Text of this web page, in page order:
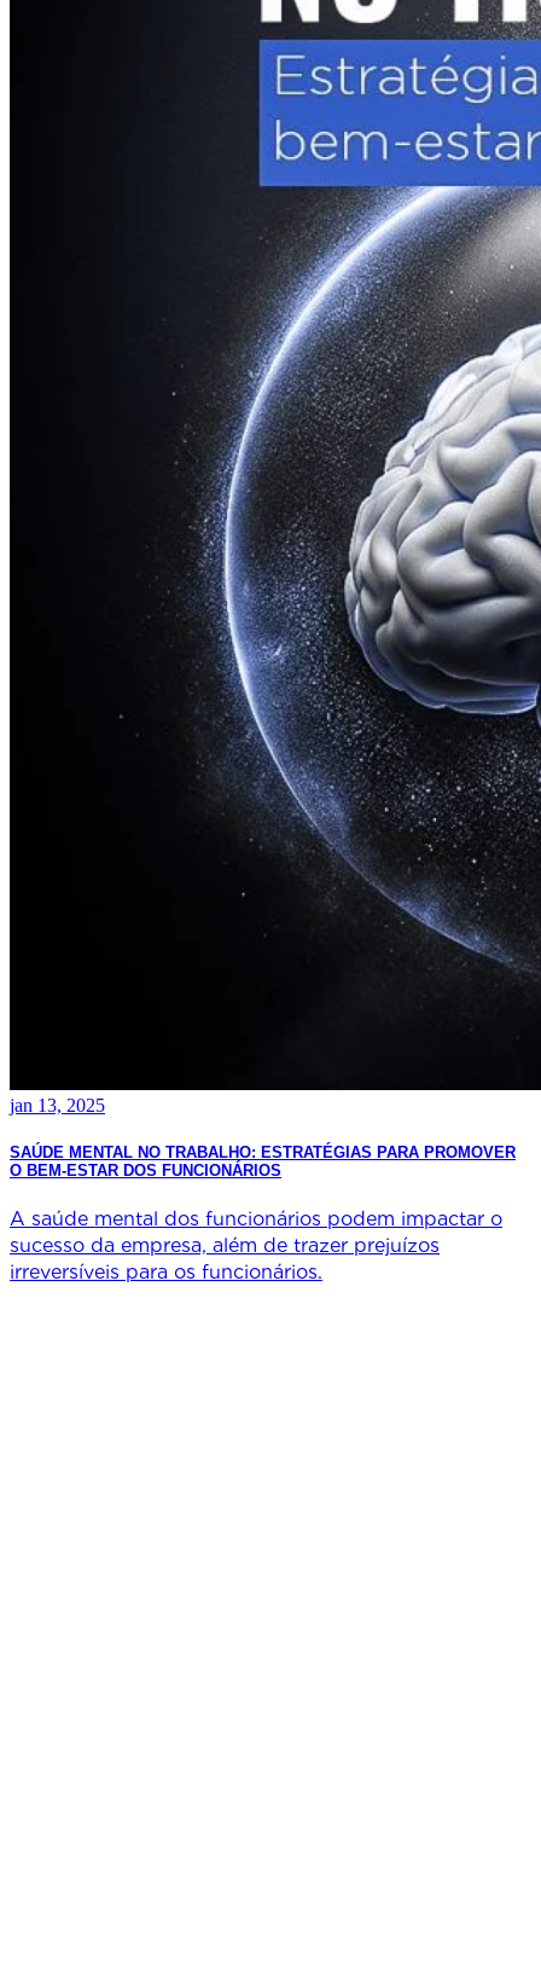
jan 13, 2025
SAÚDE MENTAL NO TRABALHO: ESTRATÉGIAS PARA PROMOVER
O BEM-ESTAR DOS FUNCIONÁRIOS
A saúde mental dos funcionários podem impactar o
sucesso da empresa, além de trazer prejuízos
irreversíveis para os funcionários.